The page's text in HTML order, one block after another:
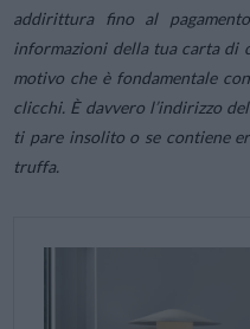
addirittura fino al
informazioni della tua carta di
motivo che è fondamentale
clicchi. È davvero l’indirizzo
ti pare insolito o se contiene
truffa.